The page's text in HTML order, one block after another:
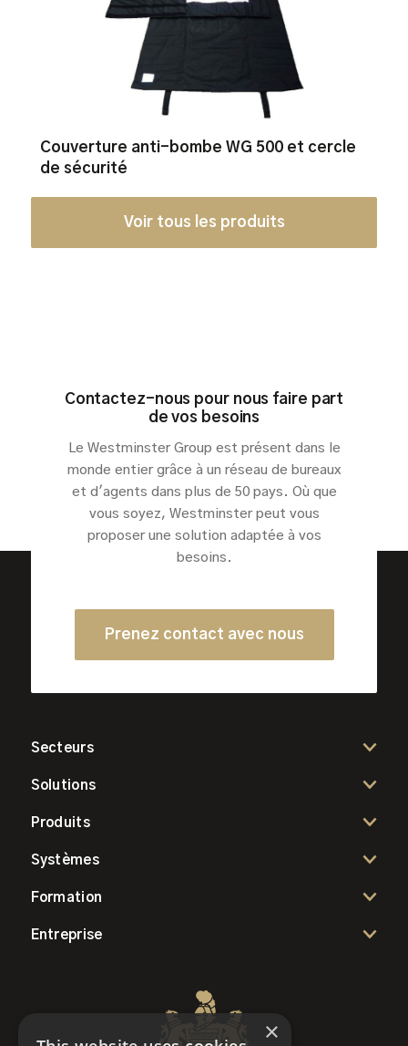
Couverture anti-bombe WG 500 et cercle
de sécurité
Voir tous les produits
Contactez-nous pour nous faire part
de vos besoins
Le Westminster Group est présent dans le
monde entier grâce à un réseau de bureaux
et d'agents dans plus de 50 pays. Où que
vous soyez, Westminster peut vous
proposer une solution adaptée à vos
besoins.
Prenez contact avec nous
Secteurs
Solutions
Produits
Systèmes
Formation
Entreprise
×